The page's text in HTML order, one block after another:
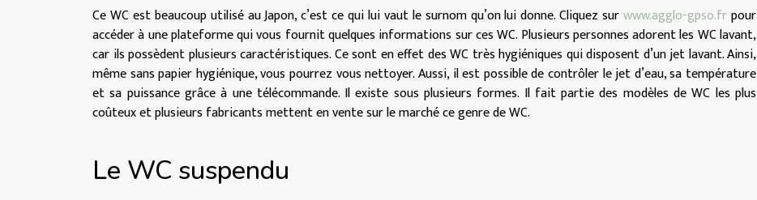
Ce WC est beaucoup utilisé au Japon, c’est ce qui lui vaut le surnom qu’on lui donne. Cliquez surwww.agglo-gpso.frpour
accéder à une plateforme qui vous fournit quelques informations sur ces WC. Plusieurs personnes adorent les WC lavant,
car ils possèdent plusieurs caractéristiques. Ce sont en effet des WC très hygiéniques qui disposent d’un jet lavant. Ainsi,
même sans papier hygiénique, vous pourrez vous nettoyer. Aussi, il est possible de contrôler le jet d’eau, sa température
et sa puissance grâce à une télécommande. Il existe sous plusieurs formes. Il fait partie des modèles de WC les plus
coûteux et plusieurs fabricants mettent en vente sur le marché ce genre de WC.
Le WC suspendu